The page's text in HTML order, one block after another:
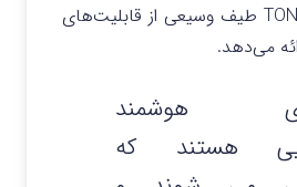
علاوه بر این، TON Coin طیف وسیعی از قابلیت‌های
می‌دهد.
هوشمند
هستند که